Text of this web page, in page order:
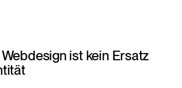
ist kein Ersatz